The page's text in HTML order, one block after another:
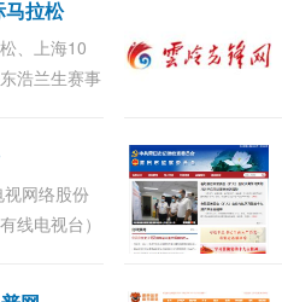
马拉松
、上海10
浩兰生赛事
网络股份
线电视台）